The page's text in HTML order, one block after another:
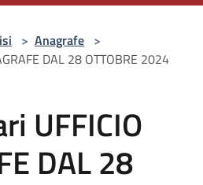
> Anagrafe >
DAL 28 OTTOBRE 2024
UFFICIO
DAL 28